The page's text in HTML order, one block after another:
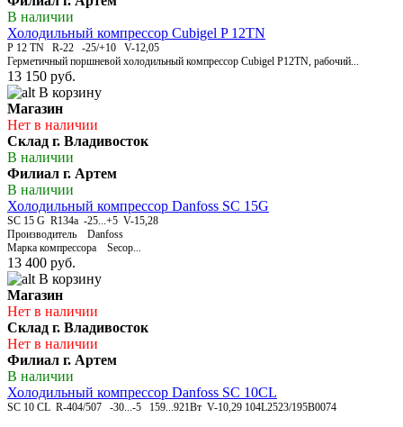
В наличии
Холодильный компрессор Cubigel P 12TN
P 12 TN R-22 -25/+10 V-12,05
Герметичный поршневой холодильный компрессор Cubigel P12TN, рабочий...
13 150 руб.
В корзину
Магазин
Нет в наличии
Склад г. Владивосток
В наличии
Филиал г. Артем
В наличии
Холодильный компрессор Danfoss SC 15G
SC 15 G R134a -25...+5 V-15,28
Производитель Danfoss
Марка компрессора Secop...
13 400 руб.
В корзину
Магазин
Нет в наличии
Склад г. Владивосток
Нет в наличии
Филиал г. Артем
В наличии
Холодильный компрессор Danfoss SC 10CL
SC 10 CL R-404/507 -30...-5 159...921Вт V-10,29 104L2523/195B0074